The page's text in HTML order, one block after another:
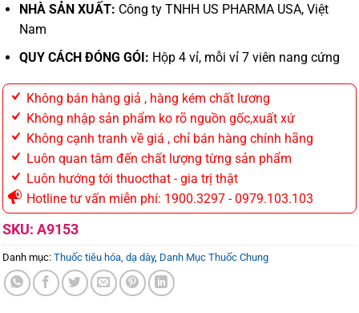
NHÀ SẢN XUẤT: Công ty TNHH US PHARMA USA, Việt
Nam
QUY CÁCH ĐÓNG GÓI: Hộp 4 vỉ, mỗi vỉ 7 viên nang cứng
Không bán hàng giả , hàng kém chất lương
Không nhập sản phẩm ko rõ nguồn gốc,xuất xứ
Không cạnh tranh về giá , chỉ bán hàng chính hãng
Luôn quan tâm đến chất lượng từng sản phẩm
Luôn hướng tới thuocthat - gia trị thật
Hotline tư vấn miễn phí: 1900.3297 - 0979.103.103
SKU: A9153
Danh mục: Thuốc tiêu hóa, dạ dày, Danh Mục Thuốc Chung